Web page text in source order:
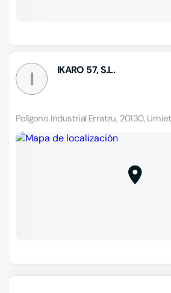
I IKARO 57, S.L.
Polígono Industrial Erratzu, 20130,